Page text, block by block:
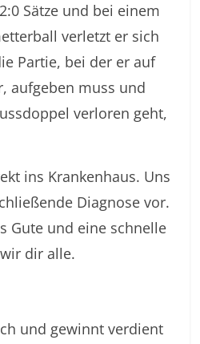
Sätze und bei einem
verletzt er sich
Partie, bei der er auf
aufgeben muss und
verloren geht,
ins Krankenhaus. Uns
Diagnose vor.
Gute und eine schnelle
dir alle.
und gewinnt verdient